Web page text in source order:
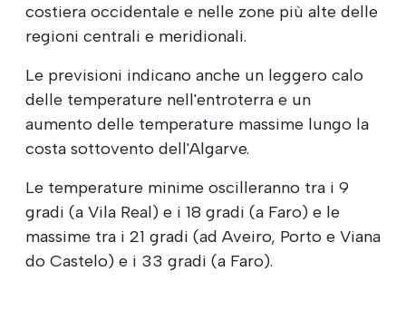
costiera occidentale e nelle zone più alte delle
regioni centrali e meridionali.
Le previsioni indicano anche un leggero calo
delle temperature nell'entroterra e un
aumento delle temperature massime lungo la
costa sottovento dell'Algarve.
Le temperature minime oscilleranno tra i 9
gradi (a Vila Real) e i 18 gradi (a Faro) e le
massime tra i 21 gradi (ad Aveiro, Porto e Viana
do Castelo) e i 33 gradi (a Faro).